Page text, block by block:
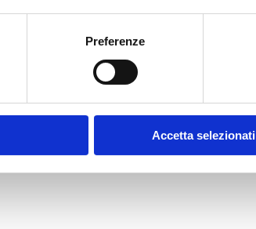
Preferenze
Accetta selezionati